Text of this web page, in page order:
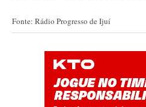
Fonte: Rádio Progresso de Ijuí